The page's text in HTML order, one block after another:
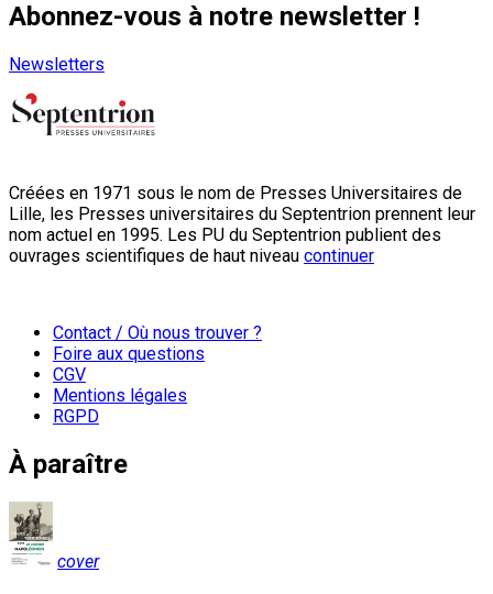
Abonnez-vous à notre newsletter !
Newsletters
Créées en 1971 sous le nom de Presses Universitaires de
Lille, les Presses universitaires du Septentrion prennent leur
nom actuel en 1995. Les PU du Septentrion publient des
ouvrages scientifiques de haut niveau continuer
Contact / Où nous trouver ?
Foire aux questions
CGV
Mentions légales
RGPD
À paraître
cover